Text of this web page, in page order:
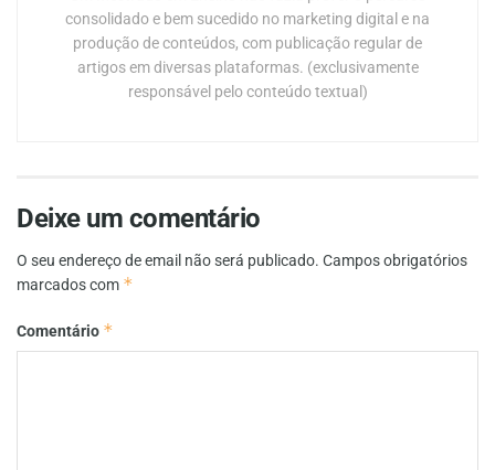
consolidado e bem sucedido no marketing digital e na
produção de conteúdos, com publicação regular de
artigos em diversas plataformas. (exclusivamente
responsável pelo conteúdo textual)
Deixe um comentário
O seu endereço de email não será publicado. Campos obrigatórios
marcados com *
Comentário *